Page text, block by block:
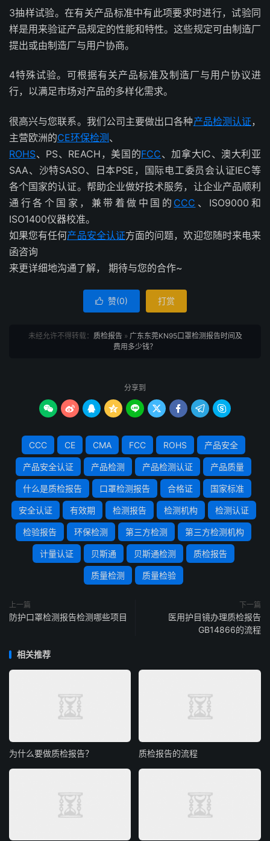
3抽样试验。在有关产品标准中有此项要求时进行，试验同
样是用来验证产品规定的性能和特性。这些规定可由制造厂
提出或由制造厂与用户协商。
4特殊试验。可根据有关产品标准及制造厂与用户协议进
行，以满足市场对产品的多样化需求。
很高兴与您联系。我们公司主要做出口各种产品检测认证，
主营欧洲的CE环保检测、
ROHS、PS、REACH，美国的FCC、加拿大IC、澳大利亚
SAA、沙特SASO、日本PSE，国际电工委员会认证IEC等
各个国家的认证。帮助企业做好技术服务，让企业产品顺利
通行各个国家，兼带着做中国的 CCC 、ISO9000和
ISO1400仪器校准。
如果您有任何产品安全认证方面的问题，欢迎您随时来电来
函咨询
来更详细地沟通了解， 期待与您的合作~
 赞(0) 打赏
未经允许不得转载： 质检报告» 广东东莞KN95口罩检测报告时间及
费用多少钱？
分享到
        
CCC CE CMA FCC ROHS 产品安全
产品安全认证 产品检测 产品检测认证 产品质量
什么是质检报告 口罩检测报告 合格证 国家标准
安全认证 有效期 检测报告 检测机构 检测认证
检验报告 环保检测 第三方检测 第三方检测机构
计量认证 贝斯通 贝斯通检测 质检报告
质量检测 质量检验
上一篇
防护口罩检测报告检测哪些项目
下一篇
医用护目镜办理质检报告
GB14866的流程
相关推荐
为什么要做质检报告？ 质检报告的流程